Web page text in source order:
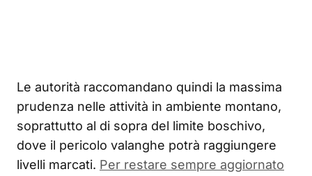
Le autorità raccomandano quindi la massima
prudenza nelle attività in ambiente montano,
soprattutto al di sopra del limite boschivo,
dove il pericolo valanghe potrà raggiungere
livelli marcati. Per restare sempre aggiornato